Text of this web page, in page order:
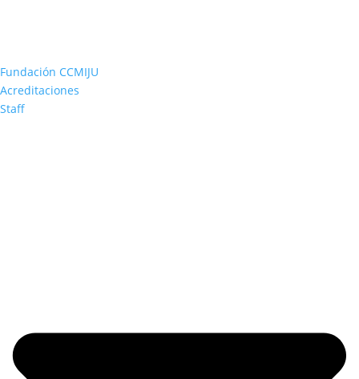
Fundación CCMIJU
Acreditaciones
Staff